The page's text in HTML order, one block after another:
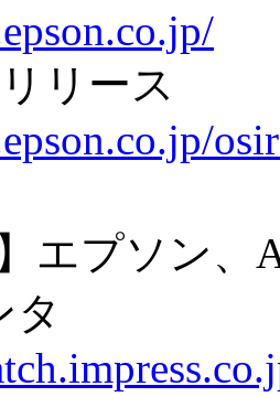
リース
】エプソン
タ